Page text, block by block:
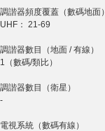
調諧器頻度覆蓋（數碼地面）
UHF： 21-69
調諧器數目（地面 / 有線）
1（數碼/類比）
調諧器數目（衛星）
-
電視系統（數碼有線）